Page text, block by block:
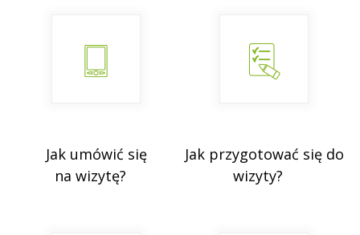
Jak umówić się
na wizytę?
Jak przygotować się do
wizyty?